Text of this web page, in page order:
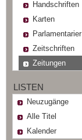
Handschriften
Karten
Parlamentarier
Zeitschriften
Zeitungen
LISTEN
Neuzugänge
Alle Titel
Kalender